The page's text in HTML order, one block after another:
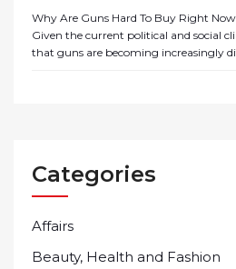
Why Are Guns Hard To Buy Right Now
Given the current political and social
that guns are becoming increasingly
Categories
Affairs
Beauty, Health and Fashion